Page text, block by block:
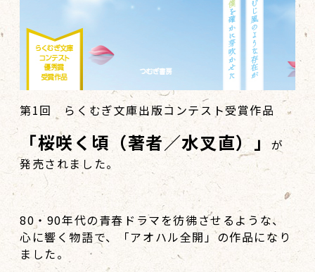
第1回 らくむぎ文庫出版コンテスト受賞作品
「桜咲く頃（著者／水叉直）」が
発売されました。
80・90年代の青春ドラマを彷彿させるような、
心に響く物語で、「アオハル全開」の作品になり
ました。